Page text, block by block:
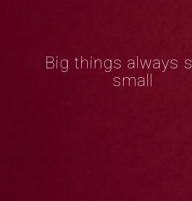
Big things always
small